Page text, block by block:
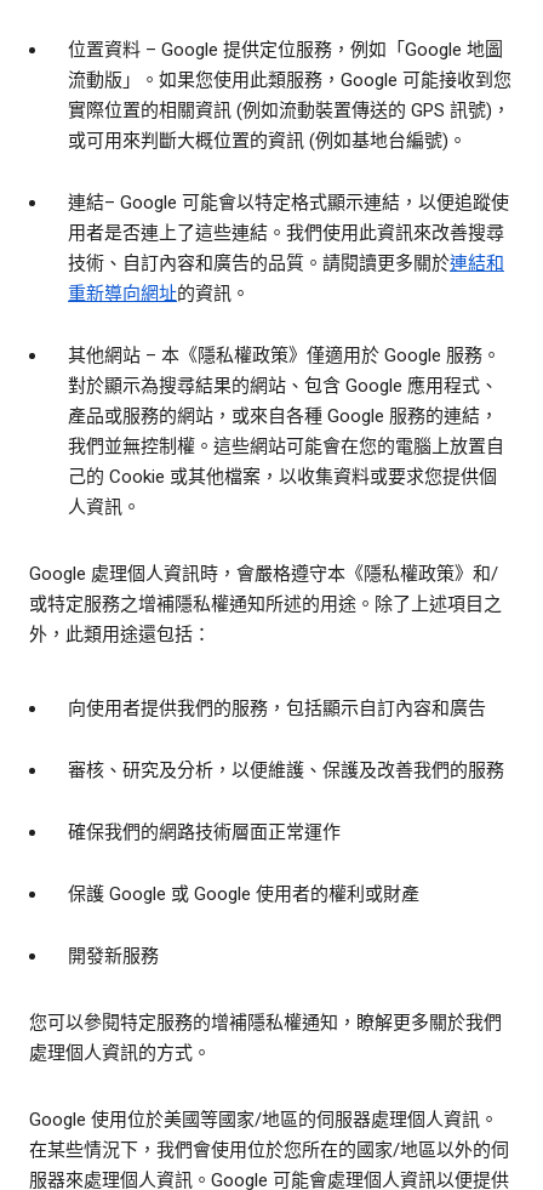
位置資料 – Google 提供定位服務，例如「Google 地圖
流動版」。如果您使用此類服務，Google 可能接收到您
實際位置的相關資訊 (例如流動裝置傳送的 GPS 訊號)，
或可用來判斷大概位置的資訊 (例如基地台編號)。
連結– Google 可能會以特定格式顯示連結，以便追蹤使
用者是否連上了這些連結。我們使用此資訊來改善搜尋
技術、自訂內容和廣告的品質。請閱讀更多關於連結和
重新導向網址的資訊。
其他網站 – 本《隱私權政策》僅適用於 Google 服務。
對於顯示為搜尋結果的網站、包含 Google 應用程式、
產品或服務的網站，或來自各種 Google 服務的連結，
我們並無控制權。這些網站可能會在您的電腦上放置自
己的 Cookie 或其他檔案，以收集資料或要求您提供個
人資訊。
Google 處理個人資訊時，會嚴格遵守本《隱私權政策》和/
或特定服務之增補隱私權通知所述的用途。除了上述項目之
外，此類用途還包括：
向使用者提供我們的服務，包括顯示自訂內容和廣告
審核、研究及分析，以便維護、保護及改善我們的服務
確保我們的網路技術層面正常運作
保護 Google 或 Google 使用者的權利或財產
開發新服務
您可以參閱特定服務的增補隱私權通知，瞭解更多關於我們
處理個人資訊的方式。
Google 使用位於美國等國家/地區的伺服器處理個人資訊。
在某些情況下，我們會使用位於您所在的國家/地區以外的伺
服器來處理個人資訊。Google 可能會處理個人資訊以便提供